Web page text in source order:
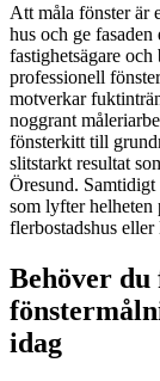
Att måla fönster är
hus och ge
fastighetsägare
professionell
motverkar
noggrant
fönsterkitt till
slitstarkt resultat
Öresund. Samtidigt
som lyfter helheten
flerbostadshus eller
Behöver du
idag